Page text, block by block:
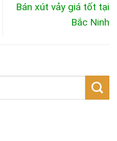
Bán xút vảy giá tốt tại
Bắc Ninh